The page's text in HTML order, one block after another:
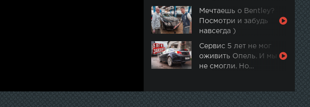
Мечтаешь о Bentley?
Посмотри и забудь
навсегда )
Сервис 5 лет не мог
оживить Опель. И мы
не смогли. Но…